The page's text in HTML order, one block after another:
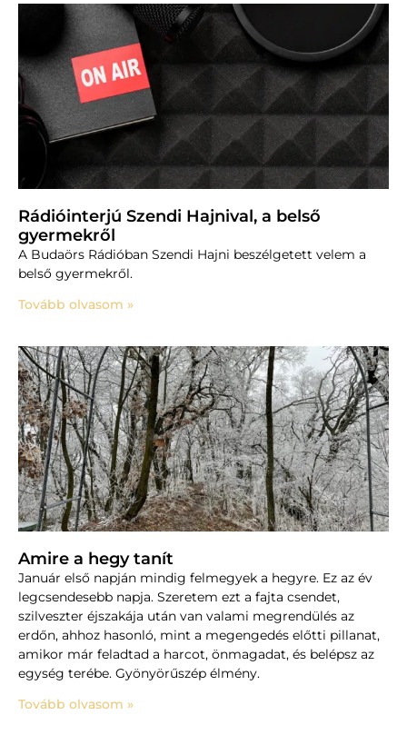
Rádióinterjú Szendi Hajnival, a belső
gyermekről
A Budaörs Rádióban Szendi Hajni beszélgetett velem a
belső gyermekről.
Tovább olvasom »
Amire a hegy tanít
Január első napján mindig felmegyek a hegyre. Ez az év
legcsendesebb napja. Szeretem ezt a fajta csendet,
szilveszter éjszakája után van valami megrendülés az
erdőn, ahhoz hasonló, mint a megengedés előtti pillanat,
amikor már feladtad a harcot, önmagadat, és belépsz az
egység terébe. Gyönyörűszép élmény.
Tovább olvasom »